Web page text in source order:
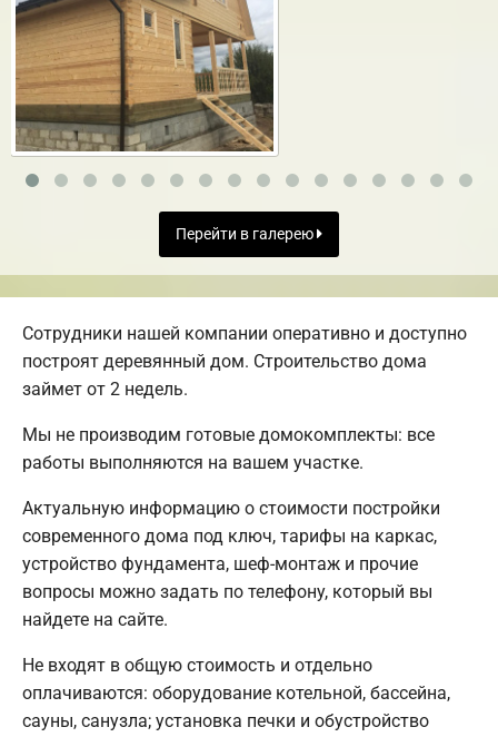
Перейти в галерею
Сотрудники нашей компании оперативно и доступно
построят деревянный дом. Строительство дома
займет от 2 недель.
Мы не производим готовые домокомплекты: все
работы выполняются на вашем участке.
Актуальную информацию о стоимости постройки
современного дома под ключ, тарифы на каркас,
устройство фундамента, шеф-монтаж и прочие
вопросы можно задать по телефону, который вы
найдете на сайте.
Не входят в общую стоимость и отдельно
оплачиваются: оборудование котельной, бассейна,
сауны, санузла; установка печки и обустройство